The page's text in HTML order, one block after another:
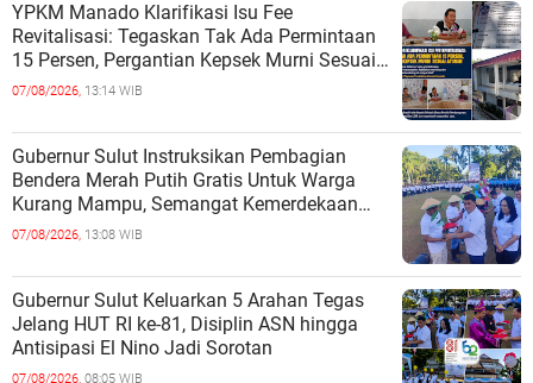
YPKM Manado Klarifikasi Isu Fee
Revitalisasi: Tegaskan Tak Ada Permintaan
15 Persen, Pergantian Kepsek Murni Sesuai
Aturan
07/08/2026, 13:14 WIB
Gubernur Sulut Instruksikan Pembagian
Bendera Merah Putih Gratis Untuk Warga
Kurang Mampu, Semangat Kemerdekaan
Harus Dirasakan Semua
07/08/2026, 13:08 WIB
Gubernur Sulut Keluarkan 5 Arahan Tegas
Jelang HUT RI ke-81, Disiplin ASN hingga
Antisipasi El Nino Jadi Sorotan
07/08/2026, 08:05 WIB